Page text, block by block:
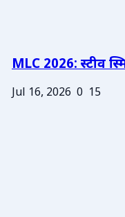
MLC 2026: स्टीव
Jul 16, 2026 0 15